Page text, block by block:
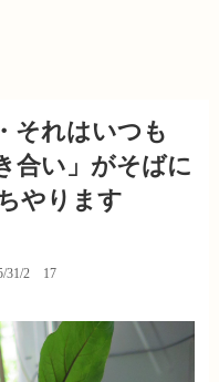
それはいつも
合い」がそばに
やります
31/2017